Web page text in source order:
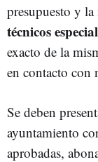
presupuesto y
técnicos
exacto de la
en contacto con
Se deben
ayuntamiento
aprobadas,